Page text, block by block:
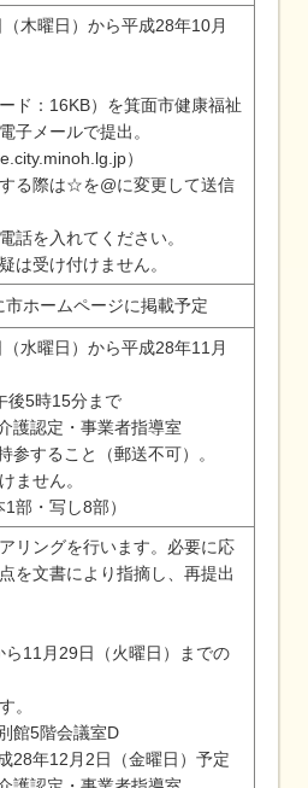
木曜日）から平成28年10月
ド：16KB）を箕面市健康福祉
子メールで提出。
）
る際は☆を@に変更して送信
話を入れてください。
は受け付けません。
ホームページに掲載予定
水曜日）から平成28年11月
後5時15分まで
護認定・事業者指導室
参すること（郵送不可）。
ません。
部・写し8部）
リングを行います。必要に応
を文書により指摘し、再提出
11月29日（火曜日）までの
。
館5階会議室D
28年12月2日（金曜日）予定